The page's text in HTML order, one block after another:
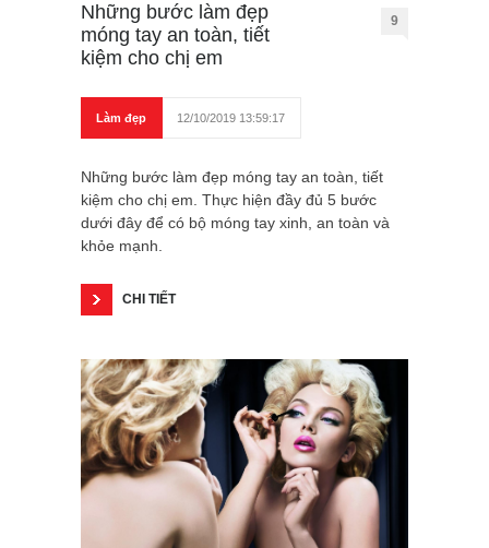
Những bước làm đẹp
móng tay an toàn, tiết
kiệm cho chị em
9
Làm đẹp 12/10/2019 13:59:17
Những bước làm đẹp móng tay an toàn, tiết
kiệm cho chị em. Thực hiện đầy đủ 5 bước
dưới đây để có bộ móng tay xinh, an toàn và
khỏe mạnh.
CHI TIẾT